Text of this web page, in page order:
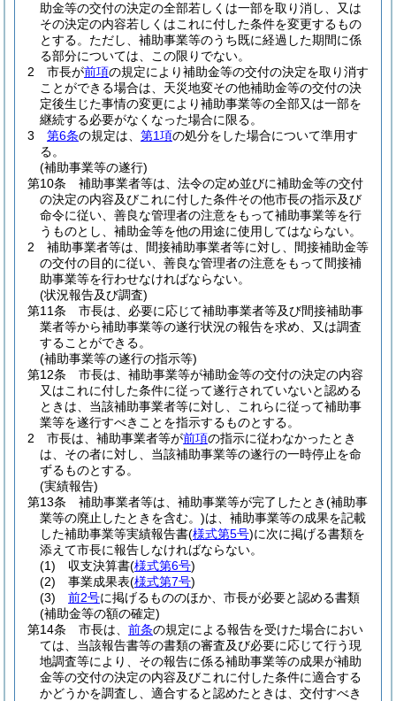
助金等の交付の決定の全部若しくは一部を取り消し、又は
その決定の内容若しくはこれに付した条件を変更するもの
とする。 ただし、補助事業等のうち既に経過した期間に係
る部分については、この限りでない。
2
市長が前項の規定により補助金等の交付の決定を取り消す
ことができる場合は、天災地変その他補助金等の交付の決
定後生じた事情の変更により補助事業等の全部又は一部を
継続する必要がなくなった場合に限る。
3
第6条の規定は、 第1項の処分をした場合について準用す
る。
(補助事業等の遂行)
第10条
補助事業者等は、法令の定め並びに補助金等の交付
の決定の内容及びこれに付した条件その他市長の指示及び
命令に従い、善良な管理者の注意をもって補助事業等を行
うものとし、補助金等を他の用途に使用してはならない。
2
補助事業者等は、間接補助事業者等に対し、間接補助金等
の交付の目的に従い、善良な管理者の注意をもって間接補
助事業等を行わせなければならない。
(状況報告及び調査)
第11条
市長は、必要に応じて補助事業者等及び間接補助事
業者等から補助事業等の遂行状況の報告を求め、又は調査
することができる。
(補助事業等の遂行の指示等)
第12条
市長は、補助事業等が補助金等の交付の決定の内容
又はこれに付した条件に従って遂行されていないと認める
ときは、当該補助事業者等に対し、これらに従って補助事
業等を遂行すべきことを指示するものとする。
2
市長は、補助事業者等が前項の指示に従わなかったとき
は、その者に対し、当該補助事業等の遂行の一時停止を命
ずるものとする。
(実績報告)
第13条
補助事業者等は、補助事業等が完了したとき(補助事
業等の廃止したときを含む。)は、補助事業等の成果を記載
した補助事業等実績報告書(様式第5号)に次に掲げる書類を
添えて市長に報告しなければならない。
(1)
収支決算書(様式第6号)
(2)
事業成果表(様式第7号)
(3)
前2号に掲げるもののほか、市長が必要と認める書類
(補助金等の額の確定)
第14条
市長は、 前条の規定による報告を受けた場合におい
ては、当該報告書等の書類の審査及び必要に応じて行う現
地調査等により、その報告に係る補助事業等の成果が補助
金等の交付の決定の内容及びこれに付した条件に適合する
かどうかを調査し、適合すると認めたときは、交付すべき